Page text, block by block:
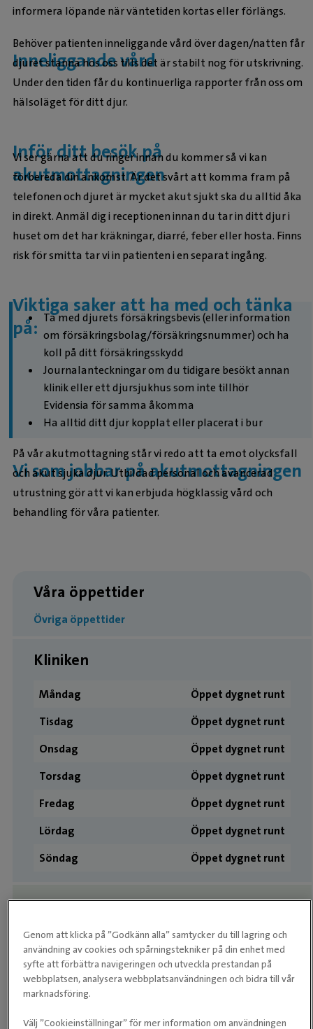
informera löpande när väntetiden kortas eller förlängs.
Inneliggande vård
Behöver patienten inneliggande vård över dagen/natten får
djuret stanna hos oss tills det är stabilt nog för utskrivning.
Under den tiden får du kontinuerliga rapporter från oss om
hälsoläget för ditt djur.
Inför ditt besök på
akutmottagningen
Vi ser gärna att du ringer innan du kommer så vi kan
förbereda din ankomst. Är det svårt att komma fram på
telefonen och djuret är mycket akut sjukt ska du alltid åka
in direkt. Anmäl dig i receptionen innan du tar in ditt djur i
huset om det har kräkningar, diarré, feber eller hosta. Finns
risk för smitta tar vi in patienten i en separat ingång.
Viktiga saker att ha med och tänka
på: Ta med djurets försäkringsbevis (eller information
om försäkringsbolag/försäkringsnummer) och ha
koll på ditt försäkringsskydd
Journalanteckningar om du tidigare besökt annan
klinik eller ett djursjukhus som inte tillhör
Evidensia för samma åkomma
Ha alltid ditt djur kopplat eller placerat i bur
Vi som jobbar på akutmottagningen
På vår akutmottagning står vi redo att ta emot olycksfall
och akut sjuka djur. Utbildad personal och avancerad
utrustning gör att vi kan erbjuda högklassig vård och
behandling för våra patienter.
Våra öppettider
Övriga öppettider
Kliniken
Måndag
Öppet dygnet runt
Tisdag
Öppet dygnet runt
Onsdag
Öppet dygnet runt
Torsdag
Öppet dygnet runt
Fredag
Öppet dygnet runt
Lördag
Öppet dygnet runt
Söndag
Öppet dygnet runt
Butiken
Måndag
08:00 - 18:00
Tisdag
08:00 - 18:00
Onsdag
Torsdag
08:00 - 18:00
Genom att klicka på ”Godkänn alla” samtycker du till lagring och
användning av cookies och spårningstekniker på din enhet med
syfte att förbättra navigeringen och utveckla prestandan på
webbplatsen, analysera webbplatsanvändningen och bidra till vår
marknadsföring.
Välj ”Cookieinställningar” för mer information om användningen